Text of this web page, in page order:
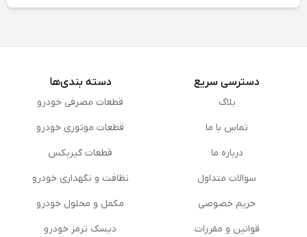
دسترسی سریع
بلاگ
تماس با ما
درباره ما
سوالات متداول
حریم خصوصی
قوانین و مقررات
دسته بندی‌ها
قطعات مصرفی خودرو
قطعات موتوری خودرو
قطعات گیربکس
نظافت و نگهداری خودرو
مكمل و محلول خودرو
دیسک ترمز خودرو